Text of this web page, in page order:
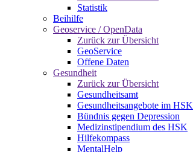
Statistik
Beihilfe
Geoservice / OpenData
Zurück zur Übersicht
GeoService
Offene Daten
Gesundheit
Zurück zur Übersicht
Gesundheitsamt
Gesundheitsangebote im HSK
Bündnis gegen Depression
Medizinstipendium des HSK
Hilfekompass
MentalHelp